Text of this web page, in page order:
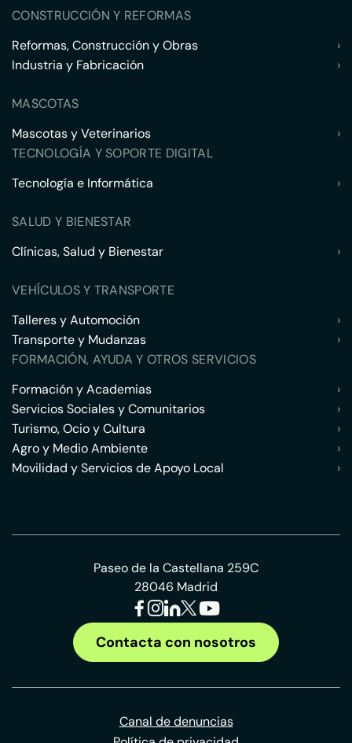
CONSTRUCCIÓN Y REFORMAS
Reformas, Construcción y Obras
›
Industria y Fabricación
›
MASCOTAS
Mascotas y Veterinarios
›
TECNOLOGÍA Y SOPORTE DIGITAL
Tecnología e Informática
›
SALUD Y BIENESTAR
Clínicas, Salud y Bienestar
›
VEHÍCULOS Y TRANSPORTE
Talleres y Automoción
›
Transporte y Mudanzas
›
FORMACIÓN, AYUDA Y OTROS SERVICIOS
Formación y Academias
›
Servicios Sociales y Comunitarios
›
Turismo, Ocio y Cultura
›
Agro y Medio Ambiente
›
Movilidad y Servicios de Apoyo Local
›
Paseo de la Castellana 259C
28046 Madrid
Contacta con nosotros
Canal de denuncias